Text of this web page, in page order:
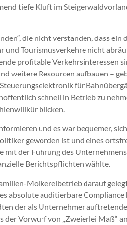
tiefe Kluft im
die nicht verstanden, dass ein
und Tourismusverkehre nicht
profitable Verkehrsinteressen
weitere Resourcen aufbauen –
für
schnell in Betrieb zu
blicken.
und es war bequemer,
geworden ist und eines
mit der Führung des
Berichtspflichten wählte.
Molkereibetrieb darauf
absolute auditierbare Compliance
der als Unternehmer
der Vorwurf von „Zweierlei Maß“